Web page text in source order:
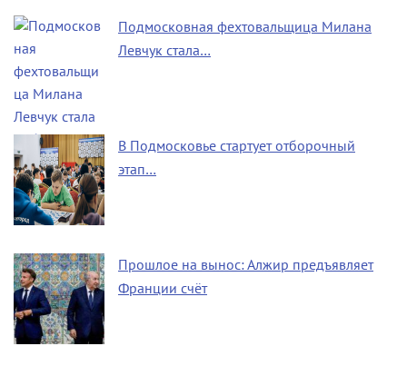
Подмосковная фехтовальщица Милана
Левчук стала…
В Подмосковье стартует отборочный
этап…
Прошлое на вынос: Алжир предъявляет
Франции счёт